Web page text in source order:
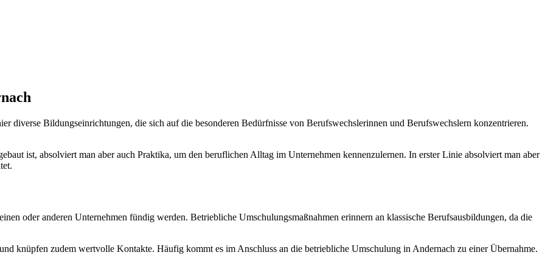
diverse Bildungseinrichtungen, die sich auf die besonderen Bedürfnisse von Berufswechslerinnen und Berufswechslern konzentrieren.
ist, absolviert man aber auch Praktika, um den beruflichen Alltag im Unternehmen kennenzulernen. In erster Linie absolviert man aber
oder anderen Unternehmen fündig werden. Betriebliche Umschulungsmaßnahmen erinnern an klassische Berufsausbildungen, da die
knüpfen zudem wertvolle Kontakte. Häufig kommt es im Anschluss an die betriebliche Umschulung in Andernach zu einer Übernahme.